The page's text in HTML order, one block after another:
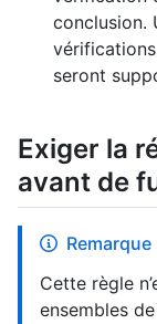
conclusion.
seront
Exiger la
avant de
Remarque
Cette règle
ensembles